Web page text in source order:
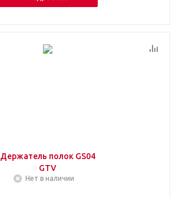
Держатель полок GS04
GTV
Нет в наличии